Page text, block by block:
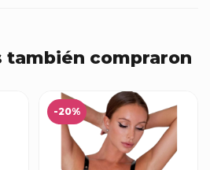
también compraron
-20%